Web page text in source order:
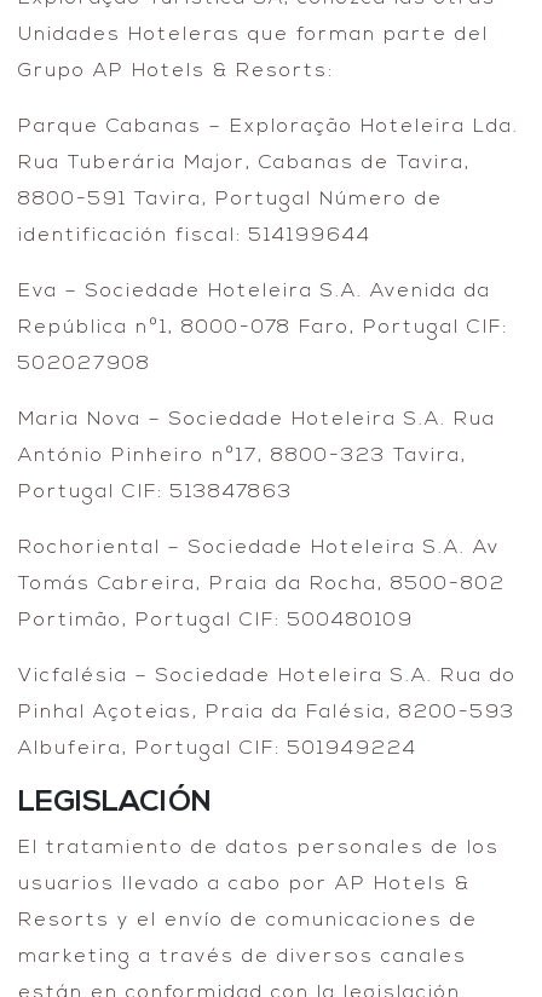
Unidades Hoteleras que forman parte del
Grupo AP Hotels & Resorts:
Parque Cabanas – Exploração Hoteleira Lda.
Rua Tuberária Major, Cabanas de Tavira,
8800-591 Tavira, Portugal Número de
identificación fiscal: 514199644
Eva – Sociedade Hoteleira S.A. Avenida da
República nº1, 8000-078 Faro, Portugal CIF:
502027908
Maria Nova – Sociedade Hoteleira S.A. Rua
António Pinheiro nº17, 8800-323 Tavira,
Portugal CIF: 513847863
Rochoriental – Sociedade Hoteleira S.A. Av
Tomás Cabreira, Praia da Rocha, 8500-802
Portimão, Portugal CIF: 500480109
Vicfalésia – Sociedade Hoteleira S.A. Rua do
Pinhal Açoteias, Praia da Falésia, 8200-593
Albufeira, Portugal CIF: 501949224
LEGISLACIÓN
El tratamiento de datos personales de los
usuarios llevado a cabo por AP Hotels &
Resorts y el envío de comunicaciones de
marketing a través de diversos canales